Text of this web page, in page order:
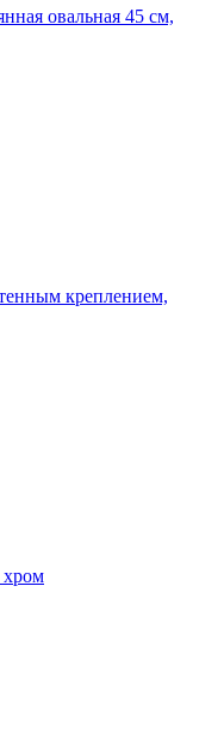
овальная 45 см,
креплением,
хром